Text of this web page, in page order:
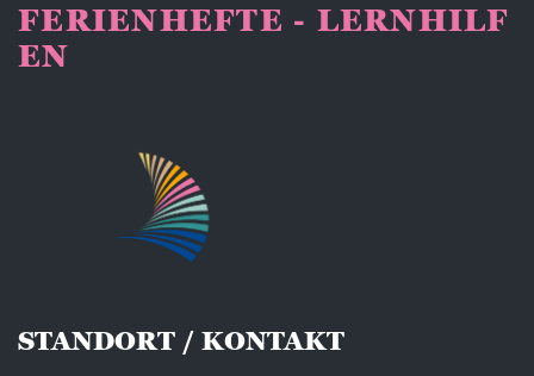
FERIENHEFTE - LERNHILF
EN
STANDORT / KONTAKT